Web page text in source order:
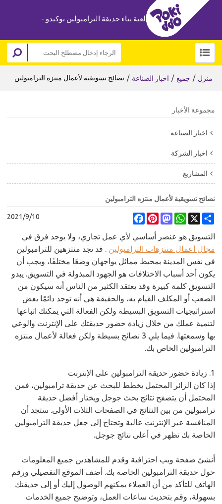
لعبة بناء حديقة الترامبولين بوكيدو -
منزل / جميع / اخبار الصناعة / نصائح تسويقية لأعمال منتزه الترامبولين
مجموعة الأخبار
اخبار الصناعة
اخبار الشركة
المشاريع
نصائح تسويقية لأعمال منتزه الترامبولين
Share
FacebookPinterest
Mastodon
WhatsApp X
2021/9/10
التسويق هو عنصر أساسي لأي عمل تجاري، ولا يوجد فرق في
مجال أعمال منتزهات الترامبولين . قد تجد منتزهين للترامبولين
في نفس المدينة بمحيط مماثل يواجهان وضعًا مختلفًا، ويجب أن
يكون أحد أسباب الاختلافات هو الجهود المبذولة في التسويق. يبدو
التسويق كلمة كبيرة وقد يعتقد الكثير من الناس أنه سيكون من
الصعب أو المكلف القيام به، والحقيقة هي أنه توجد دائمًا بعض
استراتيجيات التسويق البسيطة ولكن الفعالة التي يمكنك اتباعها
لتنمية عملك من خلال زيادة حضور حديقتك على الإنترنت والوعي
بها وسمعتها. فيما يلي 3 نصائح بسيطة ولكن فعالة لأعمال منتزه
الترامبولين الخاص بك.
1. زيادة حضور حديقة الترامبولين على الإنترنت
إذا كان الزائر المحتمل يخطط للبحث عن حديقة ترامبولين، فمن
المحتمل أن يتصفح نتائج بحث جوجل ويختار أفضل حديقة
ترامبولين من بين النتائج في الصفحات الثلاث الأولى. ستجد أن
المنافسة عبر الإنترنت عالية وتحتاج إلى جعل حديقة الترامبولين
الخاصة بك تظهر في أعلى نتائج جوجل.
أنشئ صفحة ويب احترافية وقدم للمشاهدين جميع المعلومات
حول حديقة الترامبولين الخاصة بك. أضف الموقع التفصيلي ورقم
الهاتف للتأكد من أن العملاء يمكنهم الوصول إليك أو إلى حديقتك
بسهولة، وقم بتحديث ساعات العمل، وتوضيح جميع الخدمات